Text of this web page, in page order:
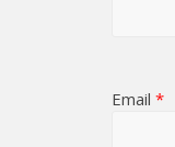
Email *